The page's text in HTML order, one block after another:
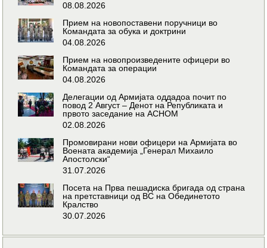
08.08.2026
Прием на новопоставени поручници во
Командата за обука и доктрини
04.08.2026
Прием на новопроизведените офицери во
Командата за операции
04.08.2026
Делегации од Армијата оддадоа почит по
повод 2 Август – Денот на Републиката и
првото заседание на АСНОМ
02.08.2026
Промовирани нови офицери на Армијата во
Воената академија „Генерал Михаило
Апостолски“
31.07.2026
Посета на Прва пешадиска бригада од страна
на претставници од ВС на Обединетото
Кралство
30.07.2026